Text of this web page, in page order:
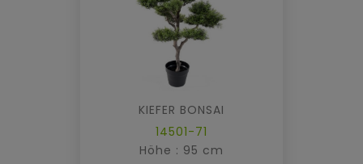
KIEFER BONSAI
14501-71
Höhe : 95 cm